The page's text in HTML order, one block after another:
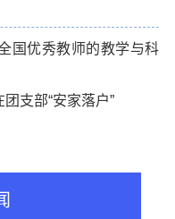
国优秀教师的教学与科
支部“安家落户”